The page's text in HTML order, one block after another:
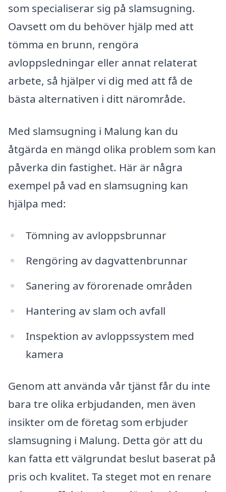
som specialiserar sig på slamsugning.
Oavsett om du behöver hjälp med att
tömma en brunn, rengöra
avloppsledningar eller annat relaterat
arbete, så hjälper vi dig med att få de
bästa alternativen i ditt närområde.
Med slamsugning i Malung kan du
åtgärda en mängd olika problem som kan
påverka din fastighet. Här är några
exempel på vad en slamsugning kan
hjälpa med:
Tömning av avloppsbrunnar
Rengöring av dagvattenbrunnar
Sanering av förorenade områden
Hantering av slam och avfall
Inspektion av avloppssystem med
kamera
Genom att använda vår tjänst får du inte
bara tre olika erbjudanden, men även
insikter om de företag som erbjuder
slamsugning i Malung. Detta gör att du
kan fatta ett välgrundat beslut baserat på
pris och kvalitet. Ta steget mot en renare